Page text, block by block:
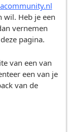
wil. Heb je een
vernemen
pagina.
van een van
een van je
van de